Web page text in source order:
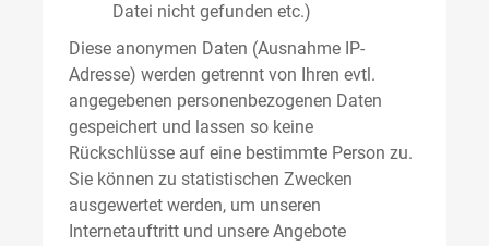
Datei nicht gefunden etc.)
Diese anonymen Daten (Ausnahme IP-
Adresse) werden getrennt von Ihren evtl.
angegebenen personenbezogenen Daten
gespeichert und lassen so keine
Rückschlüsse auf eine bestimmte Person zu.
Sie können zu statistischen Zwecken
ausgewertet werden, um unseren
Internetauftritt und unsere Angebote